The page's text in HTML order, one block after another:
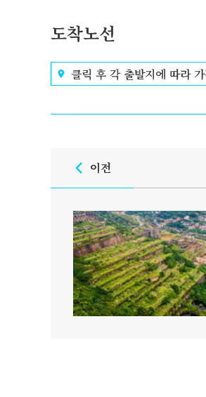
도착노선
클릭 후 각 출발지에 따라
이전